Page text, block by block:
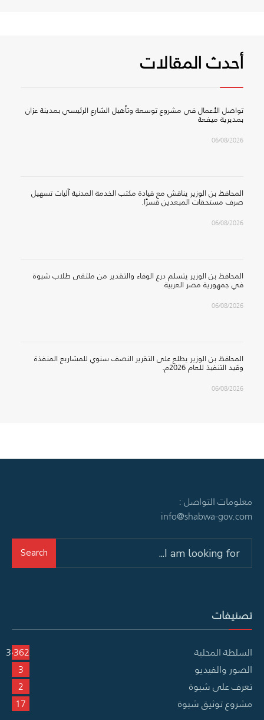
أحدث المقالات
تواصل الأعمال في مشروع توسعة وتأهيل الشارع الرئيسي بمدينة عزان
بمديرية ميفعة
06/08/2026
المحافظ بن الوزير يناقش مع قيادة مكتب الخدمة المدنية آليات تسهيل
صرف مستحقات المبعدين قسرًا.
06/08/2026
المحافظ بن الوزير يتسلم درع الوفاء والتقدير من ملتقى طلاب شبوة
في جمهورية مصر العربية
06/08/2026
المحافظ بن الوزير يطلع على التقرير النصف سنوي للمشاريع المنفذة
وقيد التنفيذ للعام 2026م.
06/08/2026
معلومات التواصل :
info@shabwa-gov.com
Search
تصنيفات
السلطة المحلية
3٬362
الصور والفيديو
3
تعرف على شبوة
2
مشروع توثيق شبوة
17